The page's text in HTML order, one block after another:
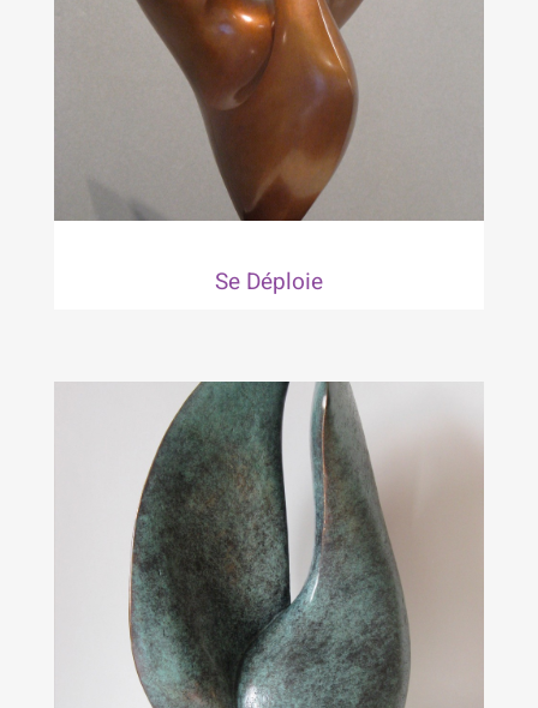
Se Déploie